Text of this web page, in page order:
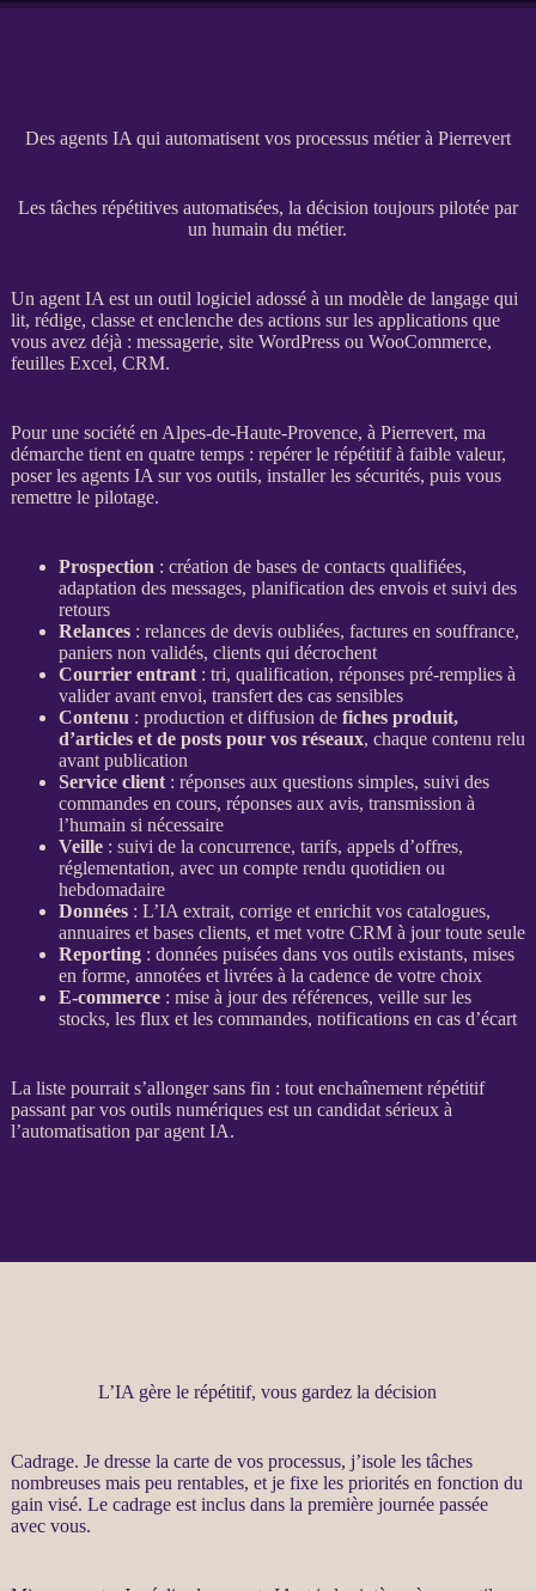
Des agents IA qui automatisent vos processus métier à Pierrevert
Les tâches répétitives automatisées, la décision toujours pilotée par
un humain du métier.
Un agent IA est un outil logiciel adossé à un modèle de langage qui
lit, rédige, classe et enclenche des actions sur les applicationsque
vous avez déjà : messagerie, site WordPressou WooCommerce,
feuilles Excel, CRM.
Pour une société en Alpes-de-Haute-Provence, à Pierrevert, ma
démarche tient en quatre temps : repérer le répétitif à faible valeur,
poser les agents IA sur vos outils, installer les sécurités, puis vous
remettre le pilotage.
Prospection : création de bases de contacts qualifiées,
adaptation des messages, planification des envois et suivi des
retours
Relances: relancesde devisoubliées, factures en souffrance,
paniers non validés, clients qui décrochent
Courrier entrant: tri, qualification, réponses pré-remplies à
valider avant envoi, transfertdes cas sensibles
Contenu : production et diffusion de fiches produit,
d’articles et de posts pour vos réseaux, chaque contenu relu
avant publication
Service client: réponses aux questions simples, suivi des
commandes en cours, réponses aux avis, transmission à
l’humain si nécessaire
Veille: suivi de la concurrence, tarifs, appels d’offres,
réglementation, avec un compte rendu quotidien ou
hebdomadaire
Données: L’IA extrait, corrige et enrichit vos catalogues,
annuaires et bases clients, et met votre CRMà jour toute seule
Reporting: donnéespuisées dans vos outils existants, mises
en forme, annotées et livrées à la cadence de votre choix
E-commerce: mise à jour des références, veillesur les
stocks, les fluxet les commandes, notifications en cas d’écart
La liste pourrait s’allonger sans fin : tout enchaînement répétitif
passant par vos outils numériques est un candidat sérieux à
l’automatisation paragent IA.
L’IA gère le répétitif, vous gardez la décision
Cadrage. Je dresse la carte de vos processus, j’isole les tâches
nombreuses mais peu rentables, et je fixe les priorités en fonction du
gain visé. Le cadrageest inclus dans la première journée passée
avec vous.